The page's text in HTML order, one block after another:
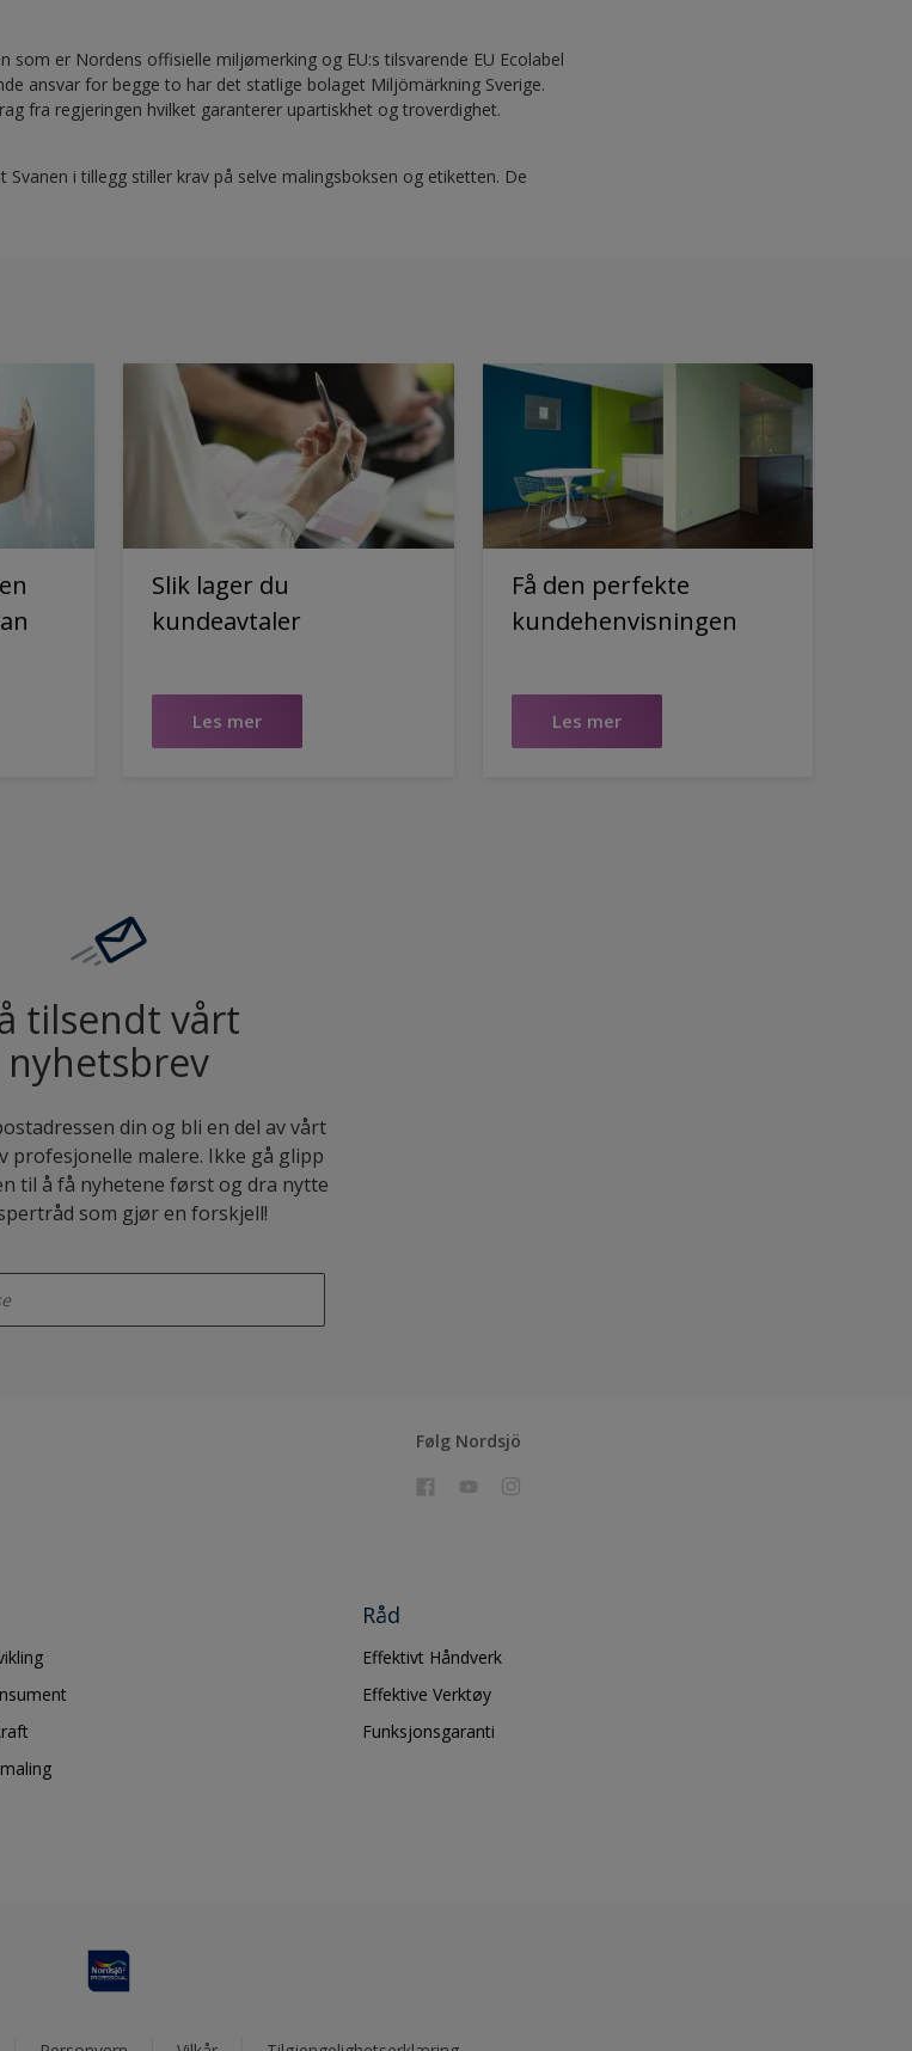
som er Nordens offisielle miljømerking og EU:s tilsvarende EU Ecolabel
ansvar for begge to har det statlige bolaget Miljömärkning Sverige.
fra regjeringen hvilket garanterer upartiskhet og troverdighet.
i tillegg stiller krav på selve malingsboksen og etiketten. De
Slik lager du
kundeavtaler
Les mer
Få den perfekte
kundehenvisningen
Les mer
tilsendt vårt
nyhetsbrev
din og bli en del av vårt
profesjonelle malere. Ikke gå glipp
til å få nyhetene først og dra nytte
som gjør en forskjell!
Følg Nordsjö
Råd
Effektivt Håndverk
Effektive Verktøy
Funksjonsgaranti